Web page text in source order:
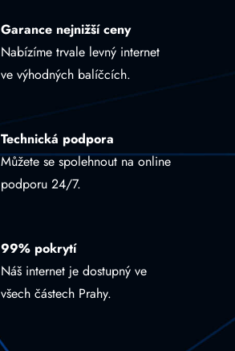
Garance nejnižší ceny
Nabízíme trvale levný internet
ve výhodných balíčcích.
Technická podpora
Můžete se spolehnout na online
podporu 24/7.
99% pokrytí
Náš internet je dostupný ve
všech částech Prahy.